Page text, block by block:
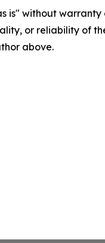
is" without
or reliability of
above.